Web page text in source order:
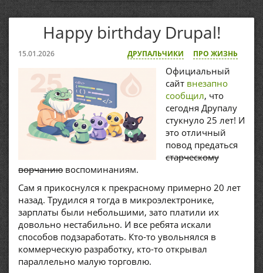
Happy birthday Drupal!
15.01.2026 ДРУПАЛЬЧИКИ ПРО ЖИЗНЬ
Официальный
сайт внезапно
сообщил, что
сегодня Друпалу
стукнуло 25 лет! И
это отличный
повод предаться
старческому
ворчанию воспоминаниям.
Сам я прикоснулся к прекрасному примерно 20 лет
назад. Трудился я тогда в микроэлектронике,
зарплаты были небольшими, зато платили их
довольно нестабильно. И все ребята искали
способов подзаработать. Кто-то увольнялся в
коммерческую разработку, кто-то открывал
параллельно малую торговлю.